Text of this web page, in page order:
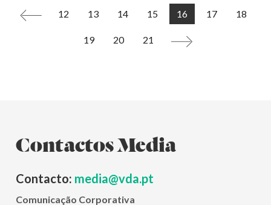
< 12 13 14 15 16 17 18
19 20 21 >
Contactos Media
Contacto: media@vda.pt
Comunicação Corporativa